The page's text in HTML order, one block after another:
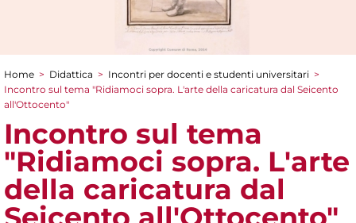
Tu sei qui
Home > Didattica > Incontri per docenti e studenti universitari >
Incontro sul tema "Ridiamoci sopra. L'arte della caricatura dal Seicento
all'Ottocento"
Incontro sul tema
"Ridiamoci sopra. L'arte
della caricatura dal